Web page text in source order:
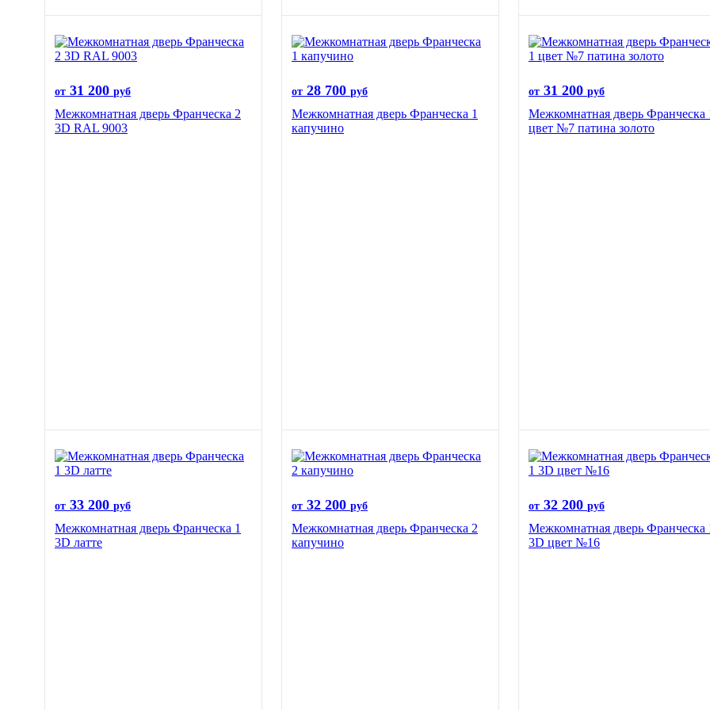
от 31 200 руб
Межкомнатная дверь Франческа 2
3D RAL 9003
от 28 700 руб
Межкомнатная дверь Франческа 1
капучино
от 31 200 руб
Межкомнатная дверь Франческа
цвет №7 патина золото
от 33 200 руб
Межкомнатная дверь Франческа 1
3D латте
от 32 200 руб
Межкомнатная дверь Франческа 2
капучино
от 32 200 руб
Межкомнатная дверь Франческа
3D цвет №16